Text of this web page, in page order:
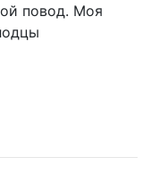
повод. Моя